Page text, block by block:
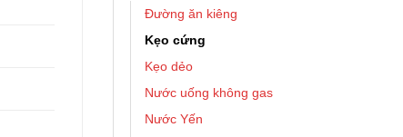
Đường ăn kiêng
Kẹo cứng
Kẹo dẻo
Nước uống không gas
Nước Yến